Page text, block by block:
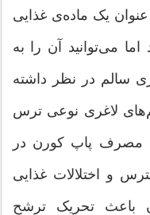
یک ماده‌ی غذایی
می‌توانید آن را به
سالم در نظر داشته
لاغری نوعی ترس
مصرف پاپ کورن در
و اختلالات غذایی
باعث تحریک ترشح